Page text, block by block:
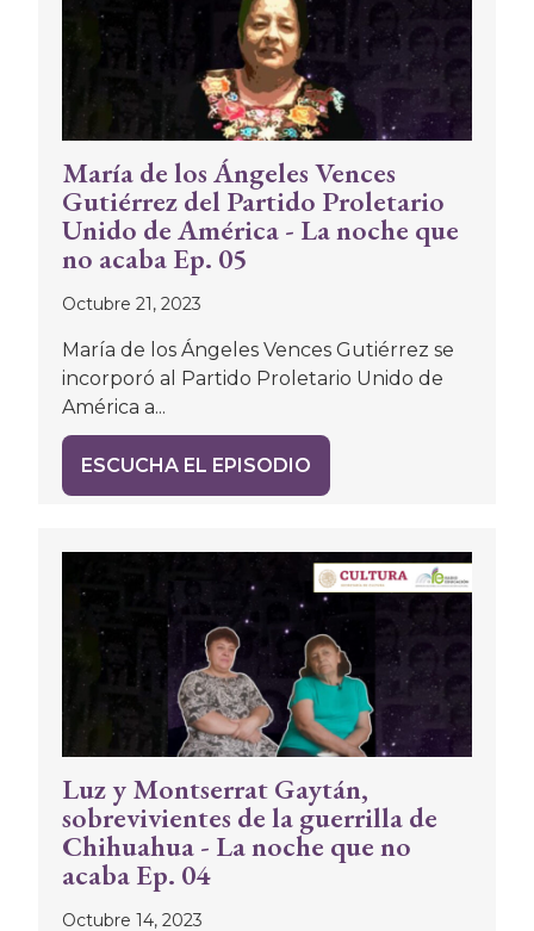
María de los Ángeles Vences
Gutiérrez del Partido Proletario
Unido de América - La noche que
no acaba Ep. 05
Octubre 21, 2023
María de los Ángeles Vences Gutiérrez se
incorporó al Partido Proletario Unido de
América a...
ESCUCHA EL EPISODIO
Luz y Montserrat Gaytán,
sobrevivientes de la guerrilla de
Chihuahua - La noche que no
acaba Ep. 04
Octubre 14, 2023